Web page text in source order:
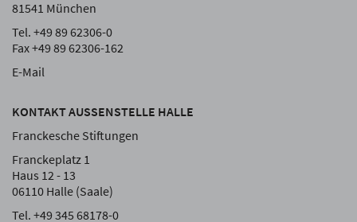
81541 München
Tel. +49 89 62306-0
Fax +49 89 62306-162
E-Mail
KONTAKT AUSSENSTELLE HALLE
Franckesche Stiftungen
Franckeplatz 1
Haus 12 - 13
06110 Halle (Saale)
Tel. +49 345 68178-0